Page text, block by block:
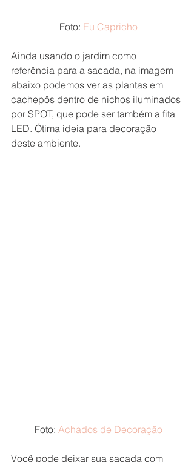
Foto: Eu Capricho
Ainda usando o jardim como
referência para a sacada, na imagem
abaixo podemos ver as plantas em
cachepôs dentro de nichos iluminados
por SPOT, que pode ser também a fita
LED. Ótima ideia para decoração
deste ambiente.
Foto: Achados de Decoração
Você pode deixar sua sacada com